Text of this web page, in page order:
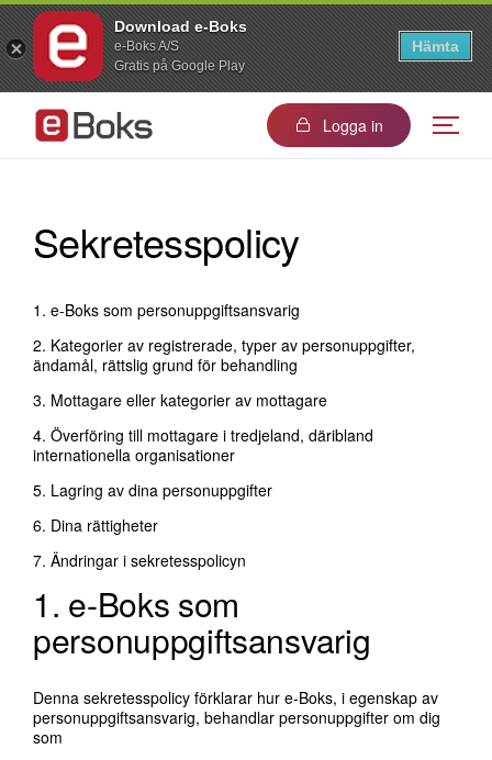
Download e-Boks
e-Boks A/S
Gratis på Google Play
Hämta
Logga in
Sekretesspolicy
1. e-Boks som personuppgiftsansvarig
2. Kategorier av registrerade, typer av personuppgifter,
ändamål, rättslig grund för behandling
3. Mottagare eller kategorier av mottagare
4. Överföring till mottagare i tredjeland, däribland
internationella organisationer
5. Lagring av dina personuppgifter
6. Dina rättigheter
7. Ändringar i sekretesspolicyn
1. e-Boks som
personuppgiftsansvarig
Denna sekretesspolicy förklarar hur e-Boks, i egenskap av
personuppgiftsansvarig, behandlar personuppgifter om dig
som